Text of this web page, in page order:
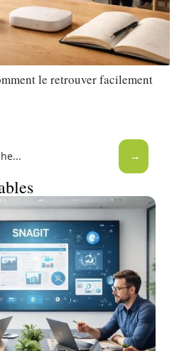
le retrouver facilement